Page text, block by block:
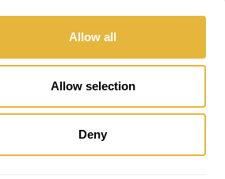
Allow all
Allow selection
Deny